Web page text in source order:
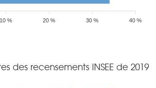
40 %
30 %
20 %
10 %
des recensements INSEE de 2019